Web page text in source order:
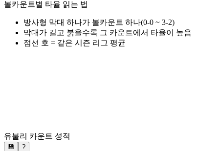
볼카운트별 타율 읽는 법
방사형 막대 하나가 볼카운트 하나(0-0 ~ 3-2)
막대가 길고 붉을수록 그 카운트에서 타율이 높음
점선 호 = 같은 시즌 리그 평균
유불리 카운트 성적
💾 ?